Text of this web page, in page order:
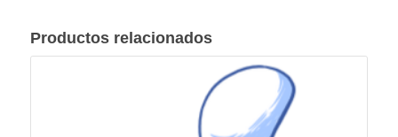
Productos relacionados